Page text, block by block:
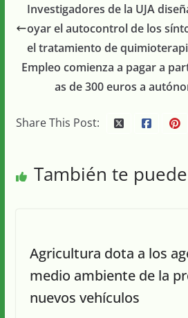
Investigadores de la UJA
oyar el autocontrol de los
el tratamiento de
Empleo comienza a pagar a
as de 300 euros a
Share This Post:
También te
Agricultura dota a los
medio ambiente de la
nuevos vehículos